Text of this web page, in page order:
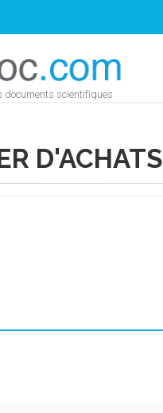
documents scientifiques
D'ACHATS